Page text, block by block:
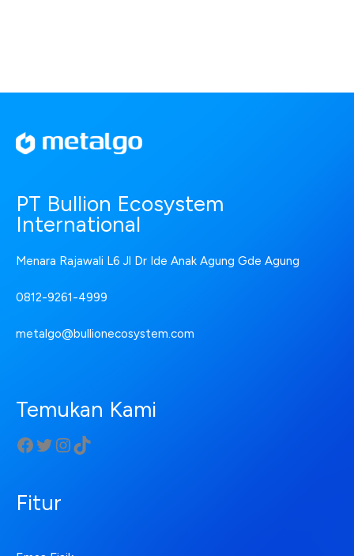
PT Bullion Ecosystem
International
Menara Rajawali L6 Jl Dr Ide Anak Agung Gde Agung
0812-9261-4999
metalgo@bullionecosystem.com
Temukan Kami
Fitur